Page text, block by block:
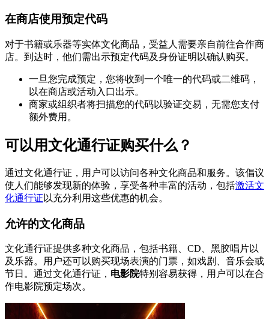
在商店使用预定代码
对于书籍或乐器等实体文化商品，受益人需要亲自前往合作商
店。到达时，他们需出示预定代码及身份证明以确认购买。
一旦您完成预定，您将收到一个唯一的代码或二维码，
以在商店或活动入口出示。
商家或组织者将扫描您的代码以验证交易，无需您支付
额外费用。
可以用文化通行证购买什么？
通过文化通行证，用户可以访问各种文化商品和服务。该倡议
使人们能够发现新的体验，享受各种丰富的活动，包括激活文
化通行证 以充分利用这些优惠的机会。
允许的文化商品
文化通行证提供多种文化商品，包括书籍、CD、黑胶唱片以
及乐器。用户还可以购买现场表演的门票，如戏剧、音乐会或
节日。通过文化通行证， 电影院特别容易获得，用户可以在合
作电影院预定场次。